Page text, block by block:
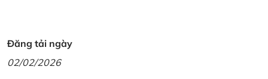
Đăng tải ngày
02/02/2026